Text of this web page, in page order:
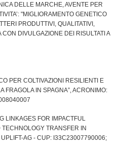
DELLE MARCHE, AVENTE PER
"MIGLIORAMENTO GENETICO
PRODUTTIVI, QUALITATIVI,
DIVULGAZIONE DEI RISULTATI A
PER COLTIVAZIONI RESILIENTI E
FRAGOLA IN SPAGNA”, ACRONIMO:
LINKAGES FOR IMPACTFUL
TRANSFER IN
AG - CUP: I33C23007790006;